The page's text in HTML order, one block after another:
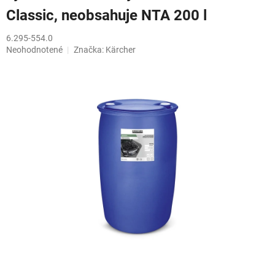
Classic, neobsahuje NTA 200 l
6.295-554.0
Priemerné
Neohodnotené Značka: Kärcher